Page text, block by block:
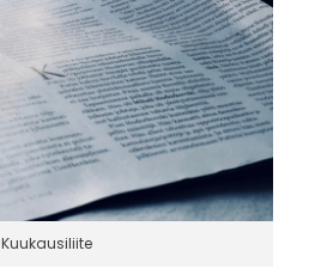
Kuukausiliite